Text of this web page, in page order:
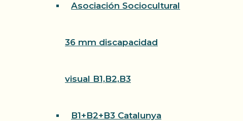
Asociación Sociocultural
36 mm discapacidad
visual B1,B2,B3
B1+B2+B3 Catalunya